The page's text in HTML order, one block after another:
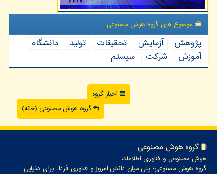
موضوع های گروه هوش مصنوعی
پژوهش آزمایش تحقیقات تولید
دانشگاه
آموزش
شركت سیستم
اخبار گروه
گروه هوش مصنوعی (خانه)
گروه هوش مصنوعی
هوش مصنوعی و فناوری اطلاعات
گروه هوش مصنوعی؛ پلی میان دانش امروز و فناوری فردا، برای دنیایی